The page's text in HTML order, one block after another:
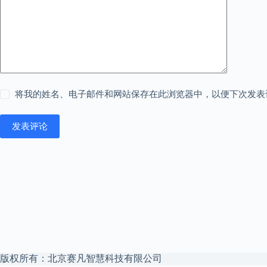
将我的姓名、电子邮件和网站保存在此浏览器中，以便下次发表
发表评论
版权所有：北京赛凡智慧科技有限公司